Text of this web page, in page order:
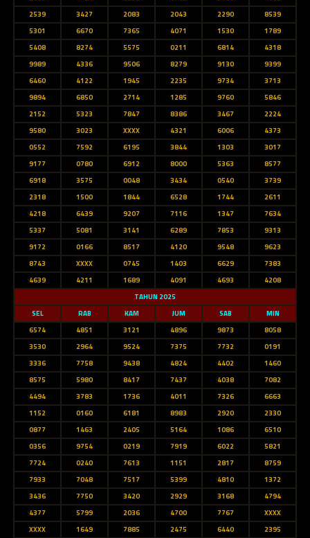
2539
3427 2083 2043 2290
8539
5301
6670 7365 4071 1530
1789
5408
8274 5575 0211 6814
4318
9989
4336 9506 8279 9130
9399
6460
4122 1945 2235 9734
3713
9894
6850 2714 1285 9760
5846
2152
5323 7847 8386 3467
2224
9580
3023 XXXX 4321 6006
4373
0552
7592 6195 3844 1303
3017
9177
0780 6912 8000 5363
8577
6918
3575 0048 3434 0540
3739
2318
1500 1844 6528 1744
2611
4218
6439 9207 7116 1347
7634
5337
5081 3141 6289 7853
9313
9172
0166 8517 4120 9548
9623
8743
XXXX 0745 1403 6629
7383
4639
4211 1689 4091 4693
4208
TAHUN 2025
SEL
RAB KAM JUM SAB
MIN
6574
4851 3121 4896 9873
8058
3530
2964 9524 7375 7732
0191
3336
7758 9438 4824 4402
1460
8575
5980 8417 7437 4038
7082
4494
3783 1736 4011 7326
6663
1152
0160 6181 8983 2920
2330
0877
1463 2405 5164 1086
6510
0356
9754 0219 7919 6022
5821
7724
0240 7613 1151 2817
8759
7933
7048 7517 5399 4810
1372
3436
7750 3420 2929 3168
4794
4377
5799 2036 4700 7767
XXXX
XXXX
1649 7885 2475 6440
2395